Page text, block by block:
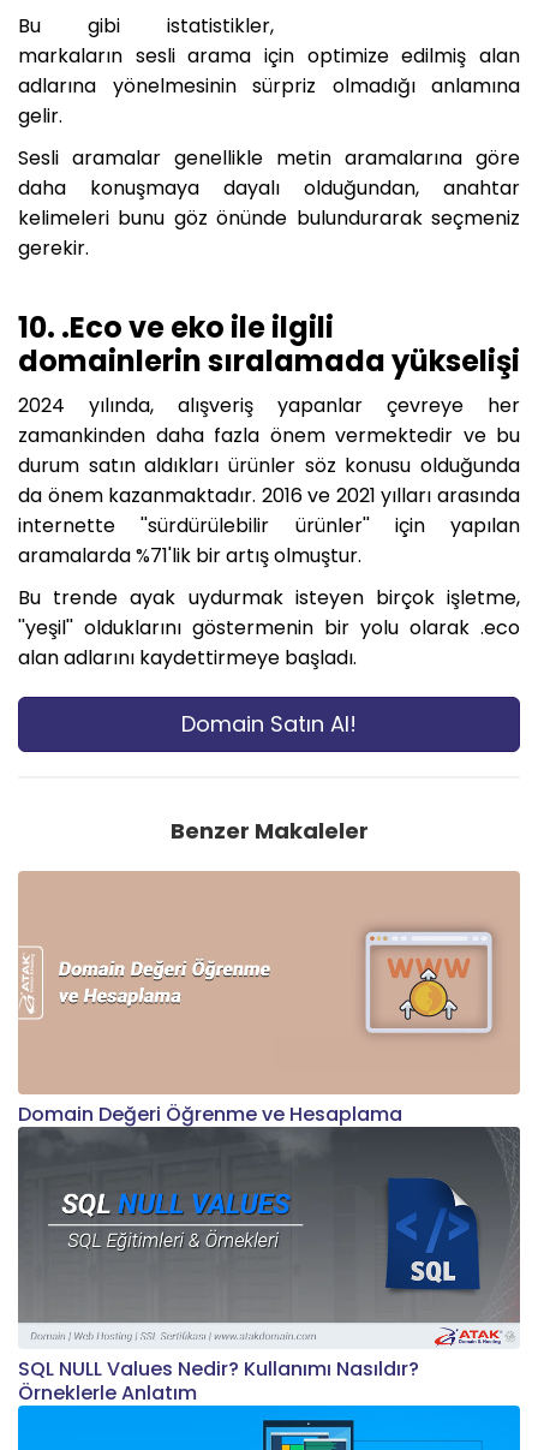
Bu gibi istatistikler,
markaların sesli arama için optimize edilmiş alan
adlarına yönelmesinin sürpriz olmadığı anlamına
gelir.
Sesli aramalar genellikle metin aramalarına göre
daha konuşmaya dayalı olduğundan, anahtar
kelimeleri bunu göz önünde bulundurarak seçmeniz
gerekir.
10. .Eco ve eko ile ilgili
domainlerin sıralamada yükselişi
2024 yılında, alışveriş yapanlar çevreye her
zamankinden daha fazla önem vermektedir ve bu
durum satın aldıkları ürünler söz konusu olduğunda
da önem kazanmaktadır. 2016 ve 2021 yılları arasında
internette ''sürdürülebilir ürünler'' için yapılan
aramalarda %71'lik bir artış olmuştur.
Bu trende ayak uydurmak isteyen birçok işletme,
''yeşil'' olduklarını göstermenin bir yolu olarak .eco
alan adlarını kaydettirmeye başladı.
Domain Satın Al!
Benzer Makaleler
Domain Değeri Öğrenme ve Hesaplama
SQL NULL Values Nedir? Kullanımı Nasıldır?
Örneklerle Anlatım